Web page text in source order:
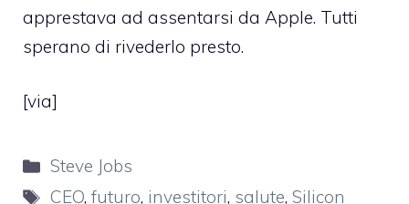
apprestava ad assentarsi da Apple. Tutti
sperano di rivederlo presto.
[via]
Categorie
Steve Jobs
Tag
CEO,futuro, investitori, salute,Silicon